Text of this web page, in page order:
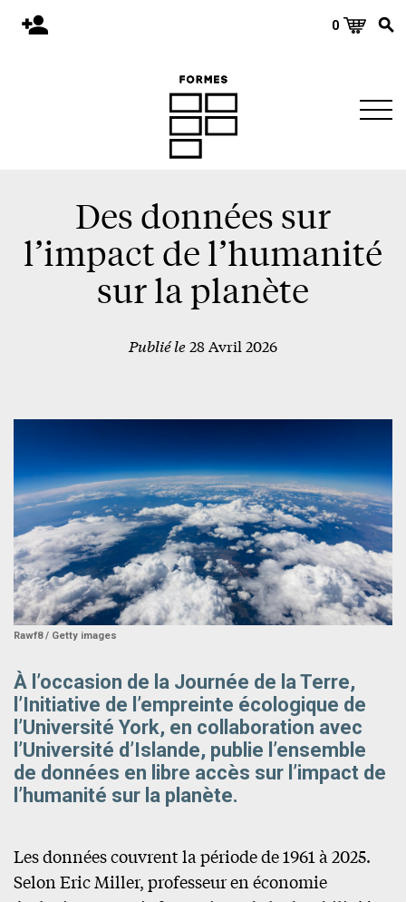
0
Matériaux
Environnement
À propos
Événements et conférences
Des données sur
l’impact de l’humanité
sur la planète
Publié le28 Avril 2026
Rawf8 / Getty images
À l’occasion de la Journée de la Terre,
l’Initiative de l’empreinte écologique de
l’Université York, en collaboration avec
l’Université d’Islande, publie l’ensemble
de données en libre accès sur l’impact de
l’humanité sur la planète.
Les données couvrent la période de 1961 à 2025.
Selon Eric Miller, professeur en économie